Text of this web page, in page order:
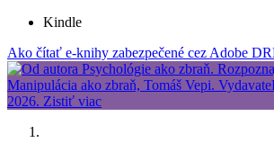
Kindle
Ako čítať e-knihy zabezpečené cez Adobe